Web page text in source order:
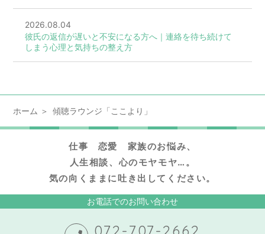
2026.08.04
彼氏の返信が遅いと不安になる方へ｜連絡を待ち続けて
しまう心理と気持ちの整え方
ホーム 傾聴ラウンジ「ここより」
仕事 恋愛 家族のお悩み、
人生相談、心のモヤモヤ…。
気の向くままに吐き出してください。
お電話でのお問い合わせ
072-707-2662